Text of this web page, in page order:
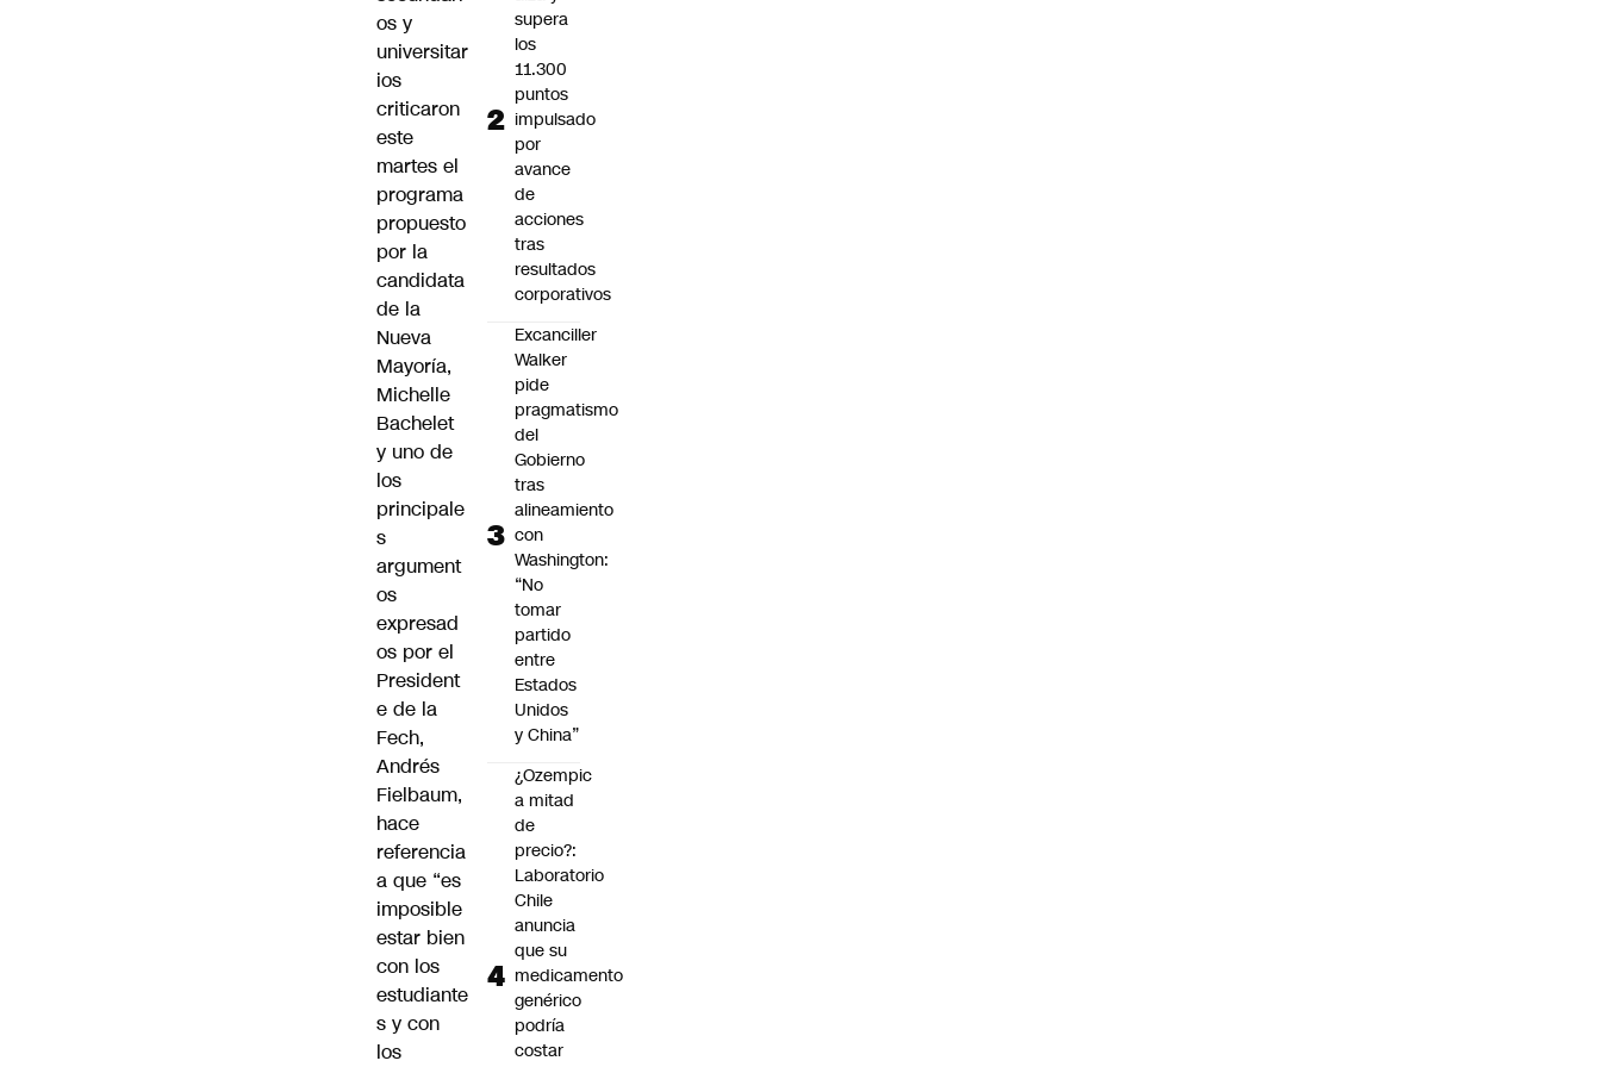
os y
universitar
ios
criticaron
este
martes el
programa
propuesto
por la
candidata
de la
Nueva
Mayoría,
Michelle
Bachelet
y uno de
los
principale
s
argument
os
expresad
os por el
President
e de la
Fech,
Andrés
Fielbaum,
hace
referencia
a que “es
imposible
estar bien
con los
estudiante
s y con
los
supera
los
11.300
puntos
impulsado
por
avance
de
acciones
tras
resultados
corporativos
Excanciller
Walker
pide
pragmatismo
del
Gobierno
tras
alineamiento
con
Washington:
“No
tomar
partido
entre
Estados
Unidos
y China”
¿Ozempic
a mitad
de
precio?:
Laboratorio
Chile
anuncia
que su
medicamento
genérico
podría
costar